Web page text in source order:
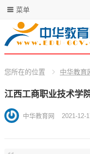
菜单
您所在的位置 中华教育
江西工商职业技术学
中华教育网 2021-12-